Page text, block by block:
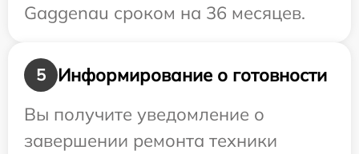
Gaggenau сроком на 36 месяцев.
5
Информирование о готовности
Вы получите уведомление о
завершении ремонта техники